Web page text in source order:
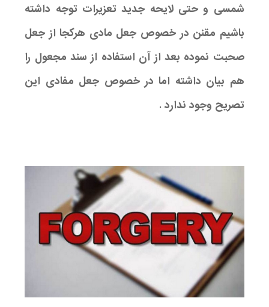
شمسی و حتی لایحه جدید تعزیرات توجه داشته
باشیم مقنن در خصوص جعل مادی هرکجا از جعل
صحبت نموده بعد از آن استفاده از سند مجعول را
هم بیان داشته اما در خصوص جعل مفادی این
تصریح وجود ندارد .